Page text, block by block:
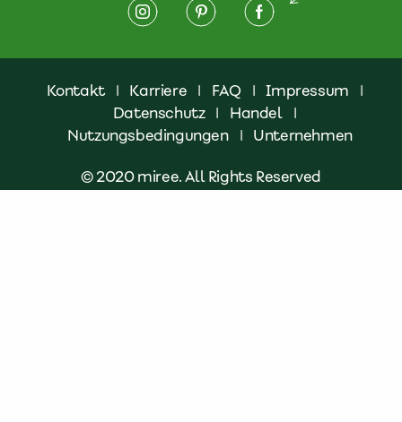
Kontakt | Karriere | FAQ | Impressum
|
Datenschutz | Handel
|
Nutzungsbedingungen
| Unternehmen
© 2020 miree. All Rights Reserved